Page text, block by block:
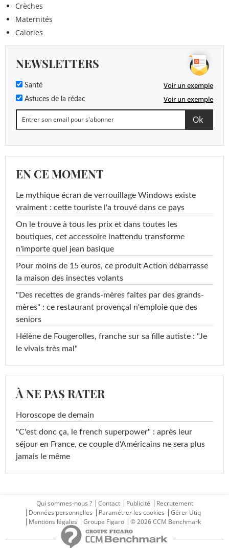
Crèches
Maternités
Calories
NEWSLETTERS
Santé Voir un exemple
Astuces de la rédac Voir un exemple
EN CE MOMENT
Le mythique écran de verrouillage Windows existe
vraiment : cette touriste l'a trouvé dans ce pays
On le trouve à tous les prix et dans toutes les
boutiques, cet accessoire inattendu transforme
n'importe quel jean basique
Pour moins de 15 euros, ce produit Action débarrasse
la maison des insectes volants
"Des recettes de grands-mères faites par des grands-
mères" : ce restaurant provençal n'emploie que des
seniors
Hélène de Fougerolles, franche sur sa fille autiste : "Je
le vivais très mal"
À NE PAS RATER
Horoscope de demain
"C'est donc ça, le french superpower" : après leur
séjour en France, ce couple d'Américains ne sera plus
jamais le même
Qui sommes-nous ? Contact Publicité
Recrutement
Données personnelles
Paramétrer les cookies
Gérer Utiq
Mentions légales
Groupe Figaro © 2026 CCM Benchmark